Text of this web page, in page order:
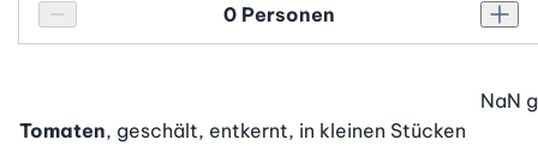
Personenanzahl verringern
Personenanzahl
Tomaten, geschält, entkernt, in kleinen Stücken
NaN g